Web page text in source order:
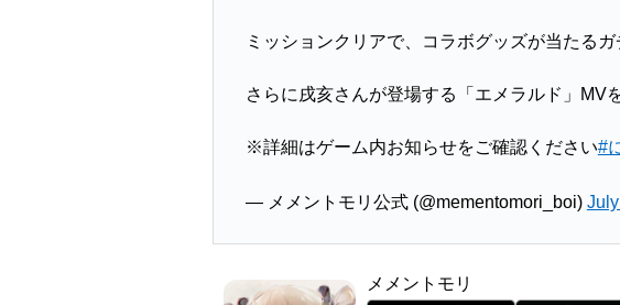
ミッションクリアで、コラボグッズが当たる
さらに戌亥さんが登場する「エメラルド」MV
※詳細はゲーム内お知らせをご確認ください#
— メメントモリ公式 (@mementomori_boi)
メメントモリ